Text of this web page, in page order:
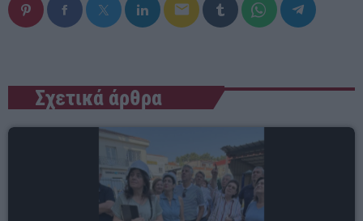
email
Σχετικά άρθρα